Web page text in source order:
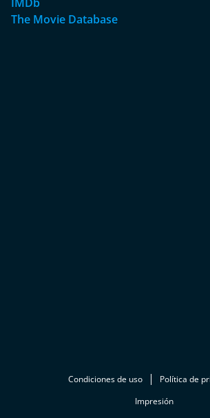
The Movie Database
Condiciones de uso
Política de
Impresión